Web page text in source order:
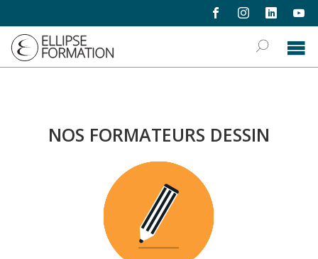
formations formateurs dessin
NOS FORMATEURS DESSIN